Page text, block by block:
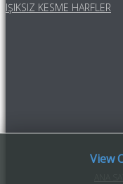
IŞIKSIZ KESME HARFLER
View